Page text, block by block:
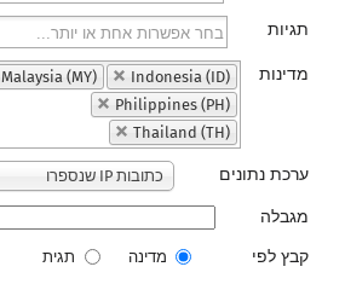
תגיות
מדינות Indonesia (ID)
Malaysia (MY)
Philippines (PH)
Thailand (TH)
ערכת נתונים כתובות IP שנספרו
מגבלה
קבץ לפי
מדינה תגית